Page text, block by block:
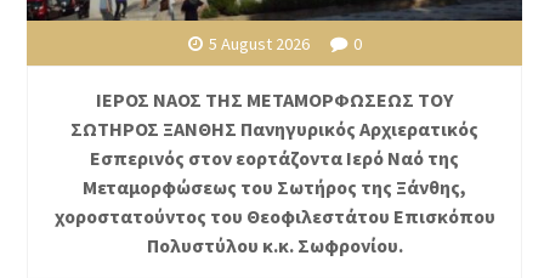
5 August 2026 0
ΙΕΡΟΣ ΝΑΟΣ ΤΗΣ ΜΕΤΑΜΟΡΦΩΣΕΩΣ ΤΟΥ
ΣΩΤΗΡΟΣ ΞΑΝΘΗΣ Πανηγυρικός Αρχιερατικός
Εσπερινός στον εορτάζοντα Ιερό Ναό της
Μεταμορφώσεως του Σωτήρος της Ξάνθης,
χοροστατούντος του Θεοφιλεστάτου Επισκόπου
Πολυστύλου κ.κ. Σωφρονίου.